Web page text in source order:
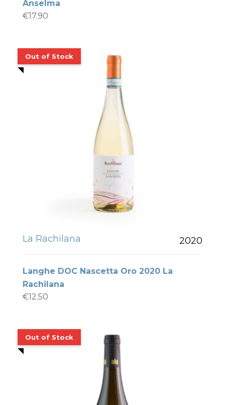
Anselma
€17.90
La Rachilana 2020
Langhe DOC Nascetta Oro 2020 La
Rachilana
€12.50